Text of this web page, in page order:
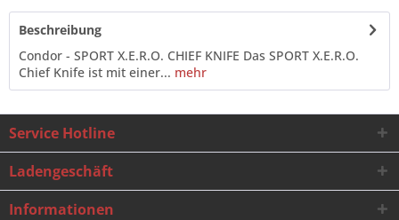
Beschreibung
Condor - SPORT X.E.R.O. CHIEF KNIFE Das SPORT X.E.R.O.
Chief Knife ist mit einer... mehr
Service Hotline
Ladengeschäft
Informationen